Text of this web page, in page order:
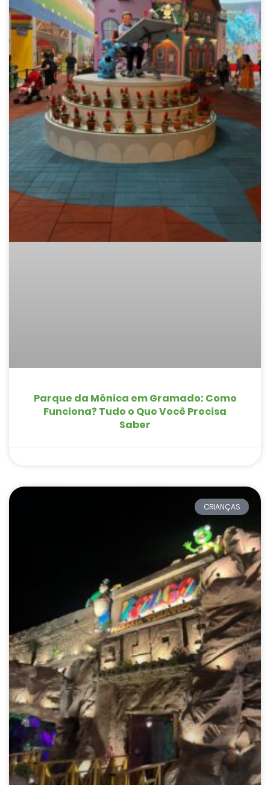
Parque da Mônica em Gramado: Como
Funciona? Tudo o Que Você Precisa
Saber
CRIANÇAS